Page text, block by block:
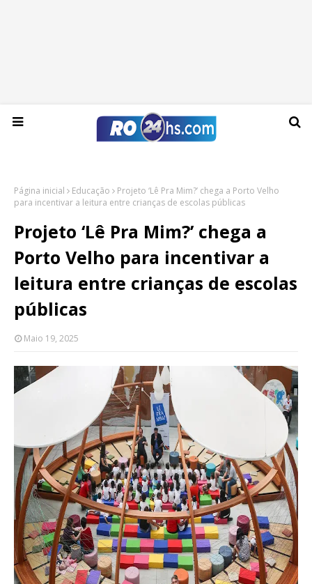
Sexta-feira, 07 de agosto de 2026
Página inicial Educação
Projeto ‘Lê Pra Mim?’ chega a Porto Velho
para incentivar a leitura entre crianças de escolas públicas
Projeto ‘Lê Pra Mim?’ chega a
Porto Velho para incentivar a
leitura entre crianças de escolas
públicas
Maio 19, 2025